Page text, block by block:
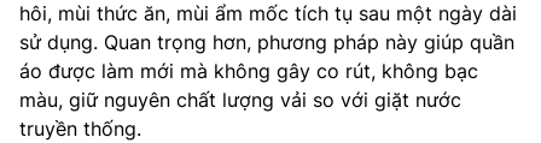
hôi, mùi thức ăn, mùi ẩm mốc tích tụ sau một ngày dài
sử dụng. Quan trọng hơn, phương pháp này giúp quần
áo được làm mới mà không gây co rút, không bạc
màu, giữ nguyên chất lượng vải so với giặt nước
truyền thống.